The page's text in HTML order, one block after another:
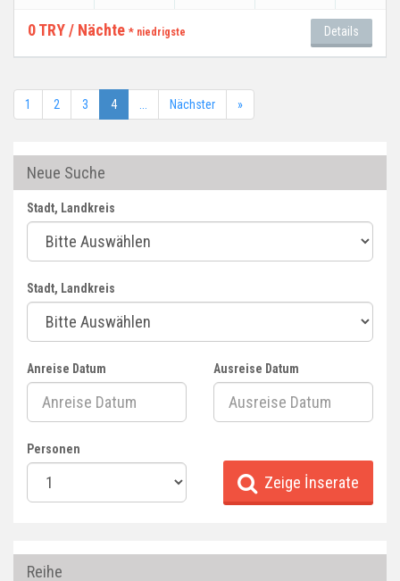
0 TRY / Nächte * niedrigste Details
1 2 3 4 Nächster »
Neue Suche
Stadt, Landkreis
Stadt, Landkreis
Anreise Datum Ausreise Datum
Personen
Zeige İnserate
Reihe